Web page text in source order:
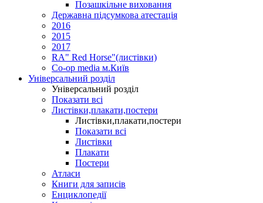
Позашкільне виховання
Державна підсумкова атестація
2016
2015
2017
RA" Red Horse"(листівки)
Co-op media м.Київ
Універсальний розділ
Універсальний розділ
Показати всі
Листівки,плакати,постери
Листівки,плакати,постери
Показати всі
Листівки
Плакати
Постери
Атласи
Книги для записів
Енциклопедії